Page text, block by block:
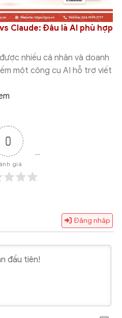
Claude: Đâu là AI phù hợp
nhiều cá nhân và doanh
một công cụ AI hỗ trợ viết
0
giá
Đăng nhập